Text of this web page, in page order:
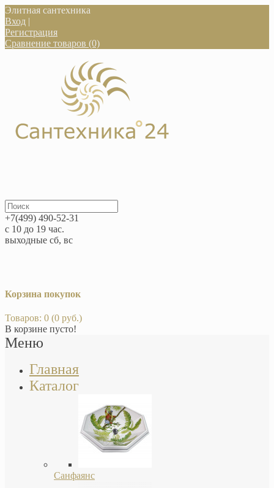
Элитная сантехника
Вход |
Регистрация
Сравнение товаров (0)
+7(499) 490-52-31
с 10 до 19 час.
выходные сб, вс
Корзина покупок
Товаров: 0 (0 руб.)
В корзине пусто!
Меню
Главная
Каталог
Санфаянс